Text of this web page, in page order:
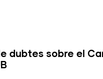
dubtes sobre el